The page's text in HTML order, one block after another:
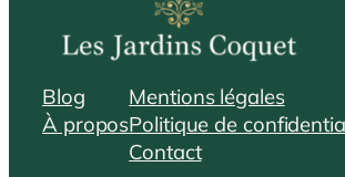
Blog
À propos
Mentions légales
Politique de
Contact